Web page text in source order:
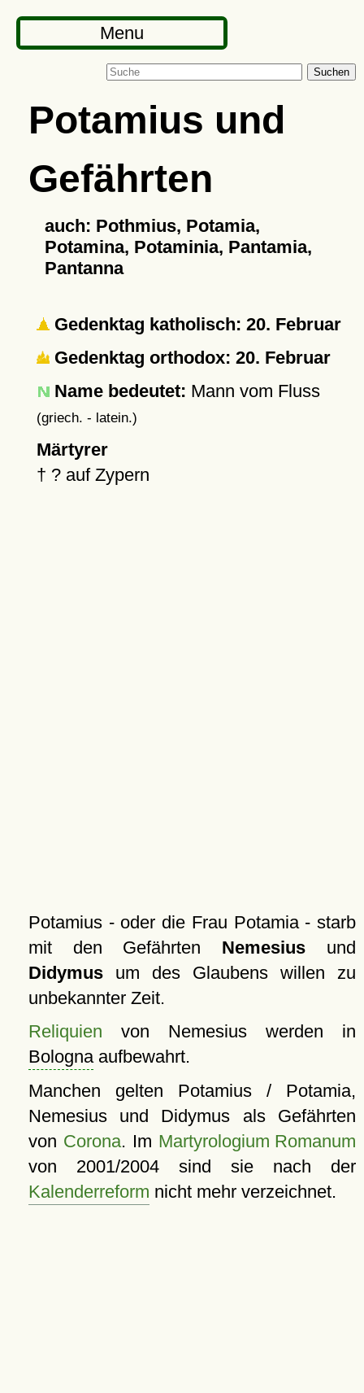
Menu
Suchen
Potamius und
Gefährten
auch: Pothmius, Potamia,
Potamina, Potaminia, Pantamia,
Pantanna
Gedenktag katholisch: 20. Februar
Gedenktag orthodox: 20. Februar
Name bedeutet: Mann vom Fluss
(griech. - latein.)
Märtyrer
† ?auf Zypern
Potamius - oder die Frau Potamia - starb
mit den Gefährten Nemesius und
Didymusum des Glaubens willen zu
unbekannter Zeit.
Reliquien von Nemesius werden in
Bolognaaufbewahrt.
Manchen gelten Potamius / Potamia,
Nemesius und Didymus als Gefährten
von Corona. Im Martyrologium Romanum
von 2001/2004 sind sie nach der
Kalenderreform nicht mehr verzeichnet.